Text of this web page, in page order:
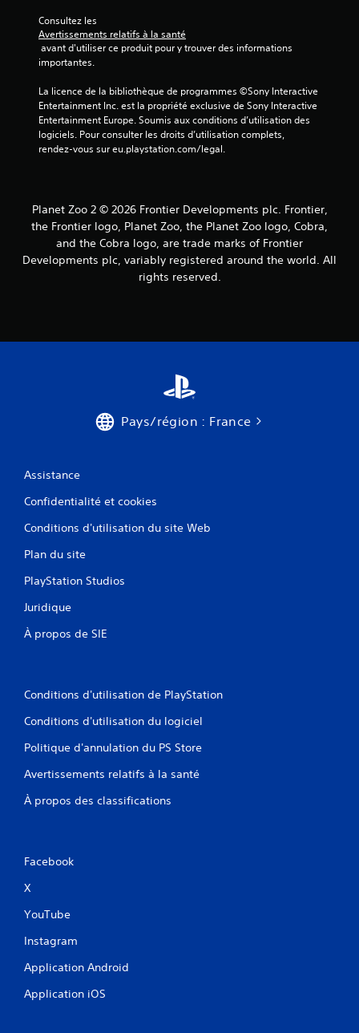
Consultez les
Avertissements relatifs à la santé
importantes.
La licence de la bibliothèque de programmes ©Sony Interactive
Entertainment Inc. est la propriété exclusive de Sony Interactive
Entertainment Europe. Soumis aux conditions d’utilisation des
logiciels. Pour consulter les droits d’utilisation complets,
rendez-vous sur eu.playstation.com/legal.
Planet Zoo 2 © 2026 Frontier Developments plc. Frontier,
the Frontier logo, Planet Zoo, the Planet Zoo logo, Cobra,
and the Cobra logo, are trade marks of Frontier
Developments plc, variably registered around the world. All
rights reserved.
Pays/région : France
Assistance
Confidentialité et cookies
Conditions d'utilisation du site Web
Plan du site
PlayStation Studios
Juridique
À propos de SIE
Conditions d'utilisation de PlayStation
Conditions d'utilisation du logiciel
Politique d'annulation du PS Store
Avertissements relatifs à la santé
À propos des classifications
Facebook
X
YouTube
Instagram
Application Android
Application iOS